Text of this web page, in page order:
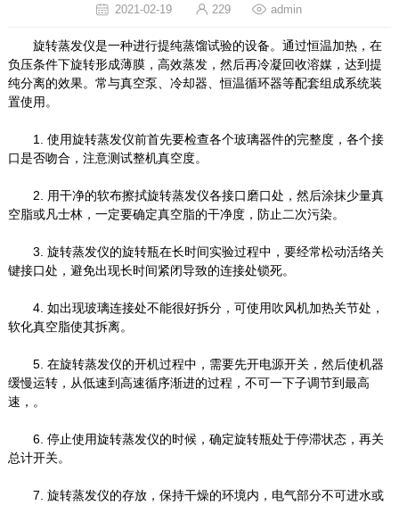
2021-02-19 229 admin
旋转蒸发仪是一种进行提纯蒸馏试验的设备。通过恒温加热，在
负压条件下旋转形成薄膜，高效蒸发，然后再冷凝回收溶媒，达到提
纯分离的效果。常与真空泵、冷却器、恒温循环器等配套组成系统装
置使用。
1. 使用旋转蒸发仪前首先要检查各个玻璃器件的完整度，各个接
口是否吻合，注意测试整机真空度。
2. 用干净的软布擦拭旋转蒸发仪各接口磨口处，然后涂抹少量真
空脂或凡士林，一定要确定真空脂的干净度，防止二次污染。
3. 旋转蒸发仪的旋转瓶在长时间实验过程中，要经常松动活络关
键接口处，避免出现长时间紧闭导致的连接处锁死。
4. 如出现玻璃连接处不能很好拆分，可使用吹风机加热关节处，
软化真空脂使其拆离。
5. 在旋转蒸发仪的开机过程中，需要先开电源开关，然后使机器
缓慢运转，从低速到高速循序渐进的过程，不可一下子调节到最高
速，。
6. 停止使用旋转蒸发仪的时候，确定旋转瓶处于停滞状态，再关
总计开关。
7. 旋转蒸发仪的存放，保持干燥的环境内，电气部分不可进水或